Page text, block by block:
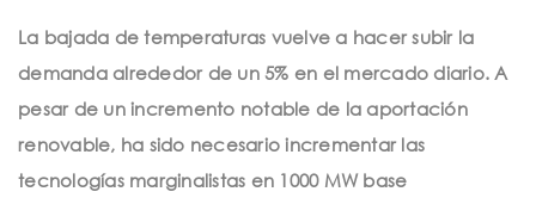
o
La bajada de temperaturas vuelve a hacer subir la
demanda alrededor de un 5% en el mercado diario. A
pesar de un incremento notable de la aportación
renovable, ha sido necesario incrementar las
tecnologías marginalistas en 1000 MW base